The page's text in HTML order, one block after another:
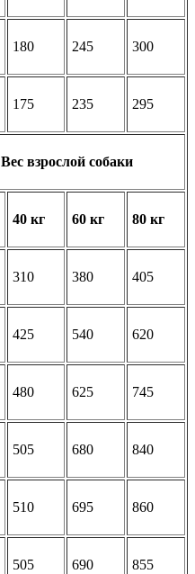
180 245 300
175 235 295
Вес взрослой собаки
40 кг 60 кг 80 кг
310 380 405
425 540 620
480 625 745
505 680 840
510 695 860
505 690 855